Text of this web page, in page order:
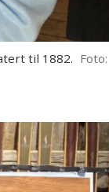
til 1882. Foto: